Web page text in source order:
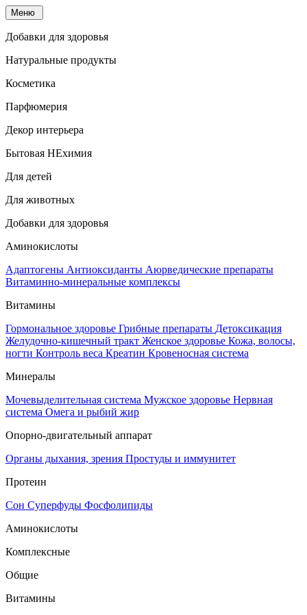
Меню
Добавки для здоровья
Натуральные продукты
Косметика
Парфюмерия
Декор интерьера
Бытовая НЕхимия
Для детей
Для животных
Добавки для здоровья
Аминокислоты
Адаптогены Антиоксиданты Аюрведические препараты
Витаминно-минеральные комплексы
Витамины
Гормональное здоровье Грибные препараты Детоксикация
Желудочно-кишечный тракт Женское здоровье Кожа, волосы,
ногти Контроль веса Креатин Кровеносная система
Минералы
Мочевыделительная система Мужское здоровье Нервная
система Омега и рыбий жир
Опорно-двигательный аппарат
Органы дыхания, зрения Простуды и иммунитет
Протеин
Сон Суперфуды Фосфолипиды
Аминокислоты
Комплексные
Общие
Витамины